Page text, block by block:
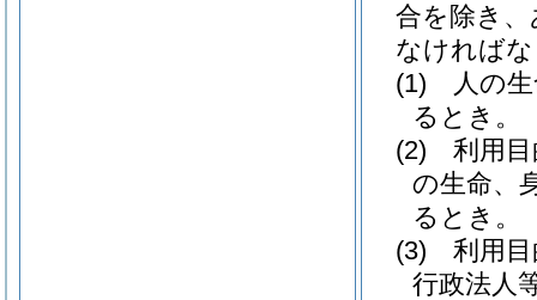
合を除き
なければ
(1)
人の
るとき。
(2)
利用
の生命、
るとき。
(3)
利用
行政法人